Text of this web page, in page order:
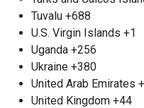
доверие будет
наше предложение
не медлите —
всегда открыты для
нетерпением ждем
наши усилия на
Tuvalu +688
U.S. Virgin Islands +1
Uganda +256
Ukraine +380
United Arab Emirates
United Kingdom +44